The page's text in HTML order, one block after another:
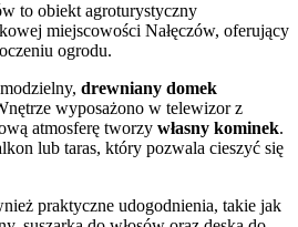
to obiekt agroturystyczny
miejscowości Nałęczów, oferujący
ogrodu.
drewniany domek
wyposażono w telewizor z
atmosferę tworzy własny kominek.
lub taras, który pozwala cieszyć się
praktyczne udogodnienia, takie jak